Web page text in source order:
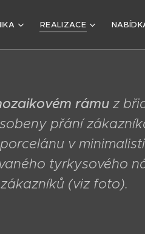
REALIZACE
rámuz
přání
v
tyrkysového
(viz foto).